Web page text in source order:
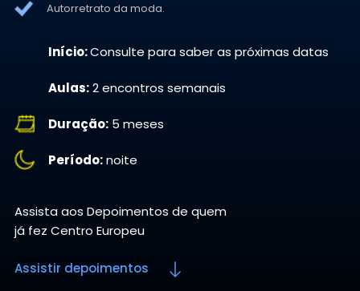
Autorretrato da moda.
Início:Consulte para saber as próximas datas
Aulas:2 encontros semanais
Duração:5 meses
Período:noite
Assista aos Depoimentos de quem
já fez Centro Europeu
Assistir depoimentos